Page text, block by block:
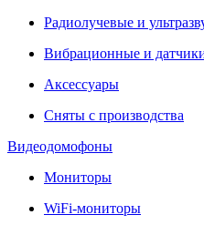
Радиолучевые и
Вибрационные и
Аксессуары
Сняты с производства
Видеодомофоны
Мониторы
WiFi-мониторы